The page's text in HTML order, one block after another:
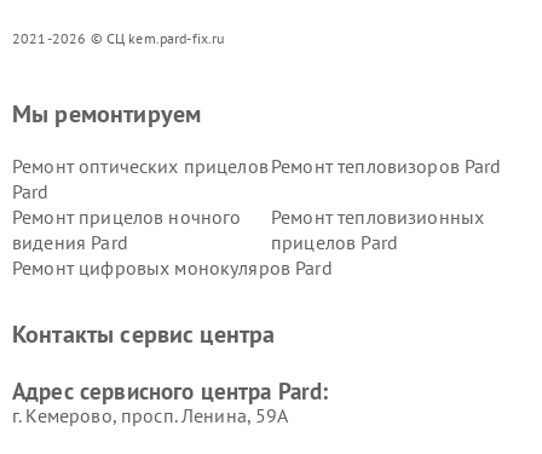
2021-2026 © СЦ kem.pard-fix.ru
Мы ремонтируем
Ремонт оптических прицелов
Pard
Ремонт тепловизоров Pard
Ремонт прицелов ночного
видения Pard
Ремонт тепловизионных
прицелов Pard
Ремонт цифровых монокуляров Pard
Контакты сервис центра
Адрес сервисного центра Pard:
г. Кемерово, просп. Ленина, 59А